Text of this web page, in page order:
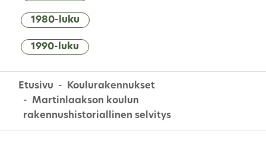
1980-luku
1990-luku
Etusivu
Koulurakennukset
Martinlaakson koulun
rakennushistoriallinen selvitys